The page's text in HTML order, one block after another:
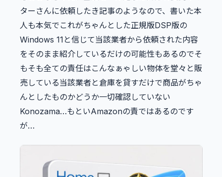
ターさんに依頼したき記事のようなので、書いた本
人も本気でこれがちゃんとした正規版DSP版の
Windows 11と信じて当該業者から依頼された内容
をそのまま紹介しているだけの可能性もあるのでそ
もそも全ての責任はこんなぁゃしい物体を堂々と販
売している当該業者と倉庫を貸すだけで商品がちゃ
んとしたものかどうか一切確認していない
Konozama…もといAmazonの責ではあるのです
が…